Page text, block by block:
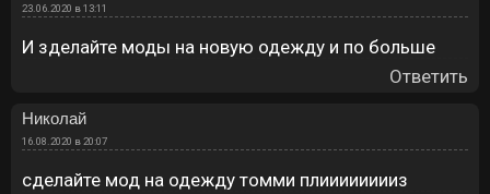
23.06.2020 в 13:11
И зделайте моды на новую одежду и по больше
Ответить
Николай
16.08.2020 в 20:07
сделайте мод на одежду томми плииииииииз